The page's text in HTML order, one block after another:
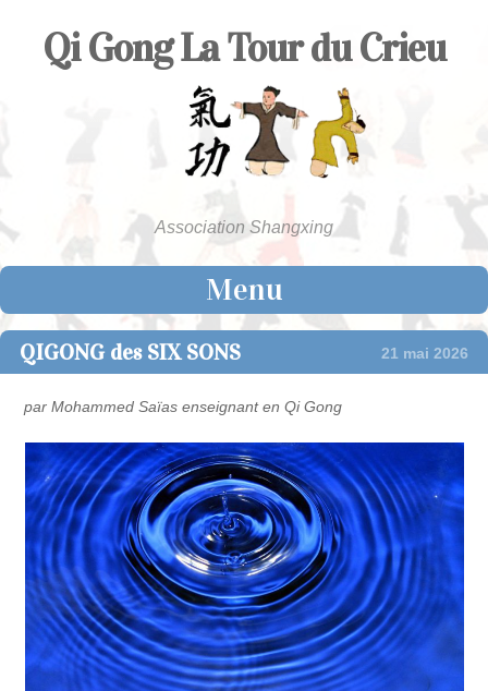
Qi Gong La Tour du Crieu
Association Shangxing
Menu
Skip to content
QIGONG des SIX SONS 21 mai 2026
par Mohammed Saïas enseignant en Qi Gong